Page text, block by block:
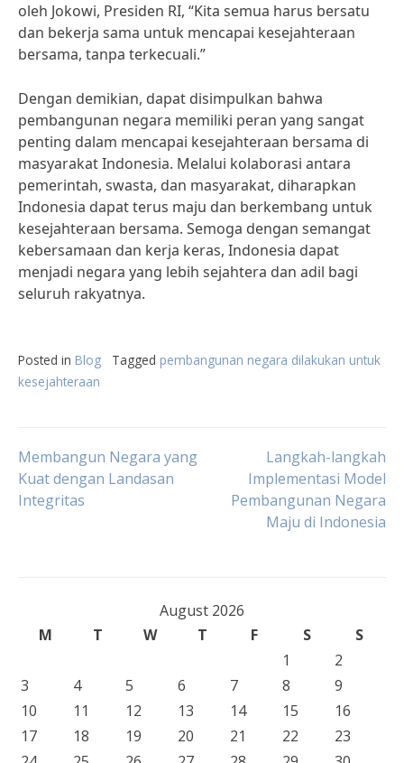
oleh Jokowi, Presiden RI, “Kita semua harus bersatu
dan bekerja sama untuk mencapai kesejahteraan
bersama, tanpa terkecuali.”
Dengan demikian, dapat disimpulkan bahwa
pembangunan negara memiliki peran yang sangat
penting dalam mencapai kesejahteraan bersama di
masyarakat Indonesia. Melalui kolaborasi antara
pemerintah, swasta, dan masyarakat, diharapkan
Indonesia dapat terus maju dan berkembang untuk
kesejahteraan bersama. Semoga dengan semangat
kebersamaan dan kerja keras, Indonesia dapat
menjadi negara yang lebih sejahtera dan adil bagi
seluruh rakyatnya.
Posted in Blog Tagged pembangunan negara dilakukan untuk
kesejahteraan
Post
navigation
Membangun Negara yang
Kuat dengan Landasan
Integritas
Langkah-langkah
Implementasi Model
Pembangunan Negara
Maju di Indonesia
August 2026
M
T W T F S
S
1
2
3
4 5 6 7 8
9
10
11 12 13 14 15
16
17
18 19 20 21 22
23